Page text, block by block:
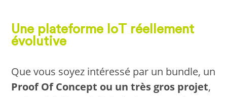
Une plateforme IoT réellement
évolutive
Que vous soyez intéressé par un bundle, un
Proof Of Concept ou un très gros projet,